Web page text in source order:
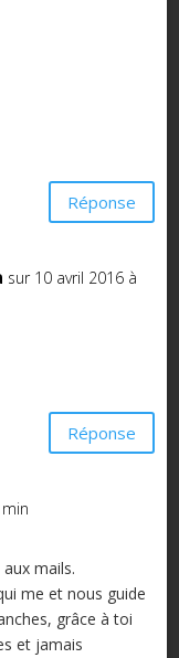
Réponse
sur 10 avril 2016 à
Réponse
mails.
me et nous guide
grâce à toi
et jamais